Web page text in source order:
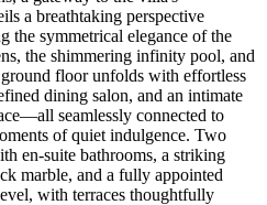
a breathtaking perspective
the symmetrical elegance of the
the shimmering infinity pool, and
floor unfolds with effortless
dining salon, and an intimate
seamlessly connected to
of quiet indulgence. Two
en-suite bathrooms, a striking
marble, and a fully appointed
with terraces thoughtfully